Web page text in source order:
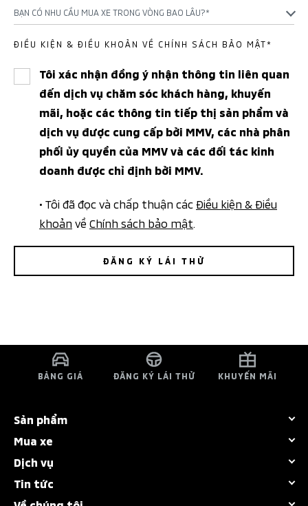
BẠN CÓ NHU CẦU MUA XE TRONG VÒNG BAO LÂU?*
ĐIỀU KIỆN & ĐIỀU KHOẢN VỀ CHÍNH SÁCH BẢO MẬT*
Tôi xác nhận đồng ý nhận thông tin liên quan
đến dịch vụ chăm sóc khách hàng, khuyến
mãi, hoặc các thông tin tiếp thị sản phẩm và
dịch vụ được cung cấp bởi MMV, các nhà phân
phối ủy quyền của MMV và các đối tác kinh
doanh được chỉ định bởi MMV.
• Tôi đã đọc và chấp thuận cácĐiều kiện & Điều
khoản về Chính sách bảo mật
ĐĂNG KÝ LÁI THỬ
BẢNG GIÁ ĐĂNG KÝ LÁI THỬ KHUYẾN MÃI
Sản phẩm
Tất cả dòng xe
Destinator
Attrage
Mua xe
Bảng giá
Dịch vụ
Chính sách bảo hành
Tin tức